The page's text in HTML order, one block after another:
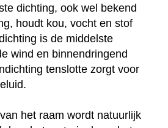
dichting, ook wel bekend
houdt kou, vocht en stof
is de middelste
wind en binnendringend
tenslotte zorgt voor
het raam wordt natuurlijk